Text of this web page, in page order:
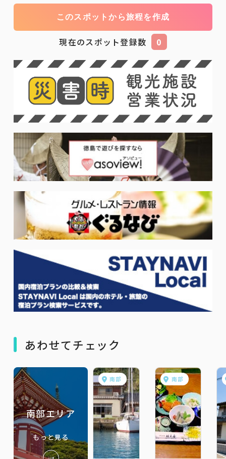
このスポットから旅程を作成
現在のスポット登録数 0
あわせてチェック
南部エリア
もっと見る
南部 南部